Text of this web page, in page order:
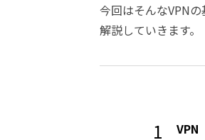
今回はそんなVPN
解説していきます。